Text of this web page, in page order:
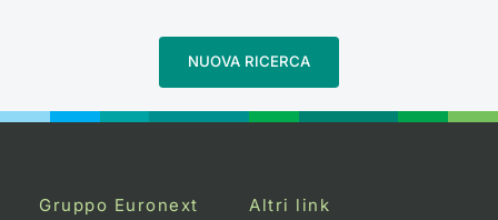
NUOVA RICERCA
Gruppo Euronext
Altri link